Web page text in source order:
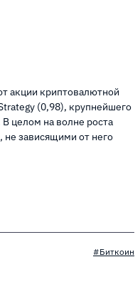
акции криптовалютной
(0,98), крупнейшего
В целом на волне роста
не зависящими от него
#Биткоин